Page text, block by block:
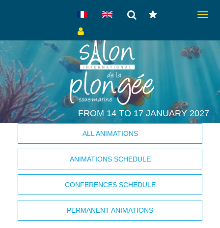
Toggle
FROM 14 TO 17 JANUARY 2027
ALL ANIMATIONS
ANIMATIONS SCHEDULE
CONFERENCES SCHEDULE
PERMANENT ANIMATIONS